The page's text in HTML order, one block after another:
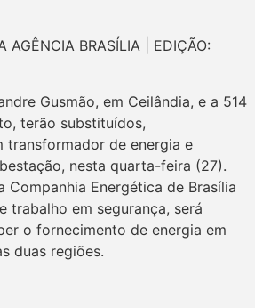
AGÊNCIA BRASÍLIA | EDIÇÃO:
Gusmão, em Ceilândia, e a 514
terão substituídos,
transformador de energia e
nesta quarta-feira (27).
Companhia Energética de Brasília
trabalho em segurança, será
o fornecimento de energia em
duas regiões.